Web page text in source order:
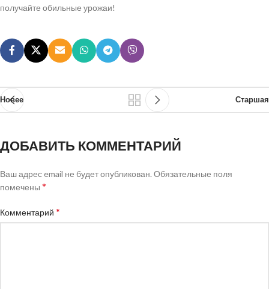
получайте обильные урожаи!
Новее Старшая
ДОБАВИТЬ КОММЕНТАРИЙ
Ваш адрес email не будет опубликован. Обязательные поля
помечены *
Комментарий *